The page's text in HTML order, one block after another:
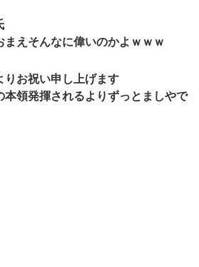
えそんなに偉いのかよｗｗｗ
りお祝い申し上げます
本領発揮されるよりずっとましやで